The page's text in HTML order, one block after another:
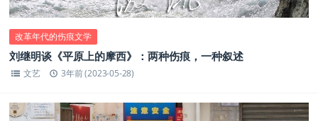
改革年代的伤痕文学
刘继明谈《平原上的摩西》：两种伤痕，一种叙述
文艺 3年前 (2023-05-28)